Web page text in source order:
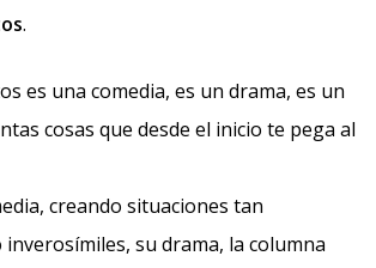
.
es una comedia, es un drama, es un
cosas que desde el inicio te pega al
creando situaciones tan
su drama, la columna